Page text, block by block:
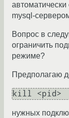
mysql-
Вопрос в
ограничить
режиме?
Предполагаю
kill <pid>
нужных